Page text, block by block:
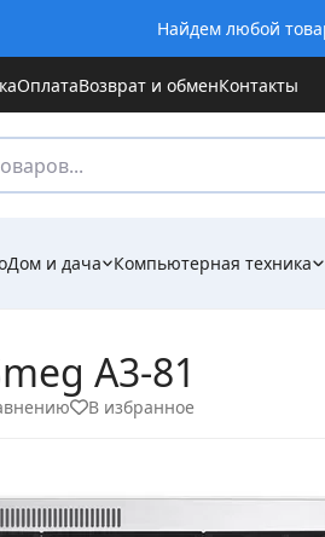
Найдем любой
ОплатаВозврат и обменКонтакты
Дом и дача Компьютерная техника
A3-81
В избранное